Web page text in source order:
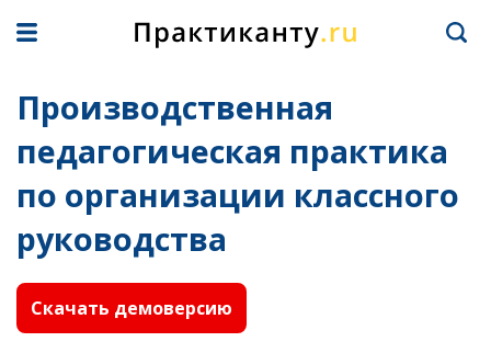
Производственная
педагогическая практика
по организации классного
руководства
Скачать демоверсию